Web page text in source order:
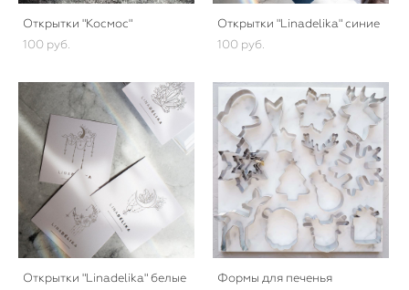
Открытки "Космос"
100 pуб.
Открытки "Linadelika" синие
100 pуб.
Открытки "Linadelika" белые
Формы для печенья